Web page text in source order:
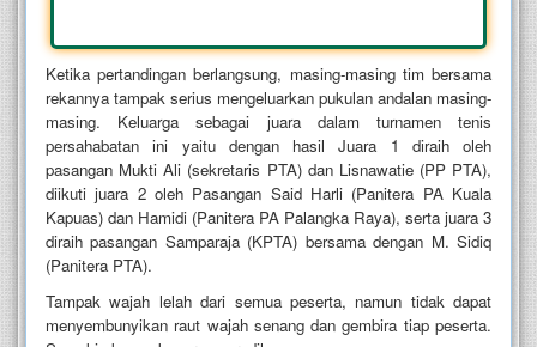
Ketika pertandingan berlangsung, masing-masing tim bersama
rekannya tampak serius mengeluarkan pukulan andalan masing-
masing. Keluarga sebagai juara dalam turnamen tenis
persahabatan ini yaitu dengan hasil Juara 1 diraih oleh
pasangan Mukti Ali (sekretaris PTA) dan Lisnawatie (PP PTA),
diikuti juara 2 oleh Pasangan Said Harli (Panitera PA Kuala
Kapuas) dan Hamidi (Panitera PA Palangka Raya), serta juara 3
diraih pasangan Samparaja (KPTA) bersama dengan M. Sidiq
(Panitera PTA).
Tampak wajah lelah dari semua peserta, namun tidak dapat
menyembunyikan raut wajah senang dan gembira tiap peserta.